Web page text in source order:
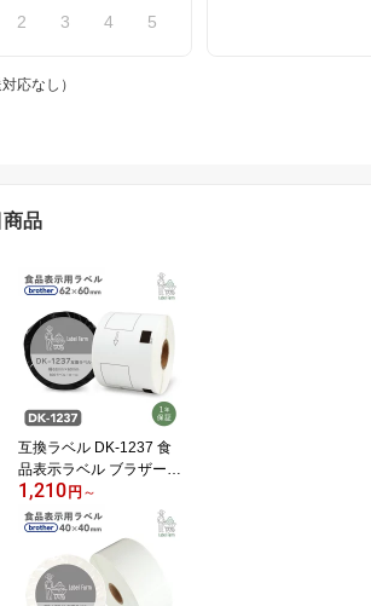
2 3 4 5
応なし）
商品
互換ラベル DK-1237 食
品表示ラベル ブラザー対
応 DKテープ 互換ラベル
用紙 カットラベル プレ
カット紙ラベル プレカッ
トラベル 文具用品 オフ
ィス用品 感熱紙 防水 ラ
ベルシール ラベルライタ
1,210円 ～